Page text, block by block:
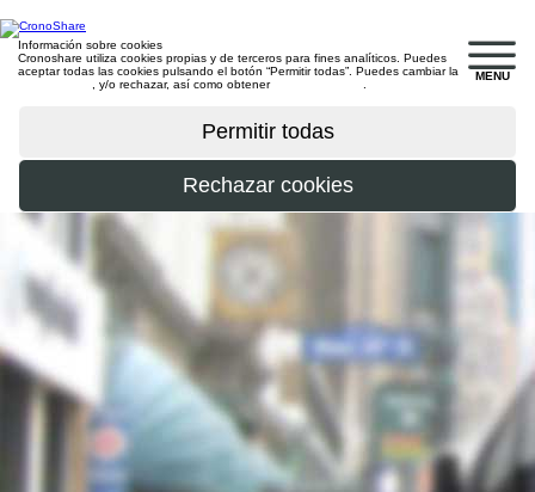
MENU
Información sobre cookies
Cronoshare utiliza cookies propias y de terceros para fines analíticos. Puedes
aceptar todas las cookies pulsando el botón “Permitir todas”. Puedes cambiar la
, y/o rechazar, así como obtener